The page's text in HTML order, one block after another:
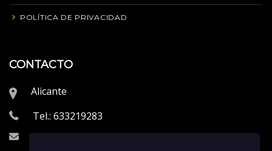
POLÍTICA DE PRIVACIDAD
CONTACTO
Alicante
Tel.: 633219283
info@proeliteperformance.com